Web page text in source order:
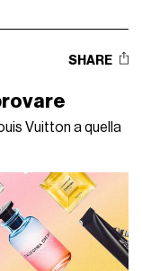
SHARE
Vuitton a quella